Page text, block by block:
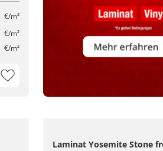
€/m²
€/m²
€/m²
Laminat Yosemite Stone